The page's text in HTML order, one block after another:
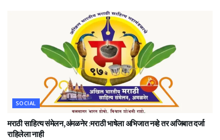
SOCIAL
मराठी साहित्य संमेलन,अंमळनेर :मराठी भाषेला अभिजात नव्हे तर अजिबात दर्जा
राहिलेला नाही